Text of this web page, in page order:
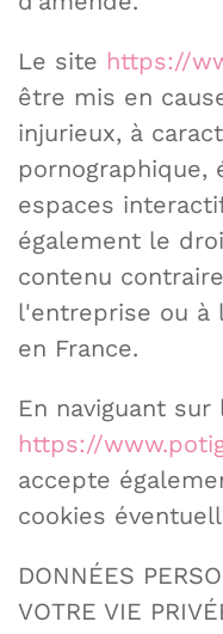
Le site https://
être mis en
injurieux, à
pornographique,
espaces
également le
contenu
l'entreprise ou à
en France.
En naviguant sur
https://
accepte
cookies
DONNÉES
VOTRE VIE